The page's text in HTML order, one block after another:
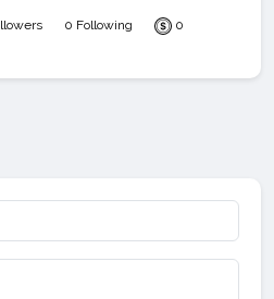
0 Following 0